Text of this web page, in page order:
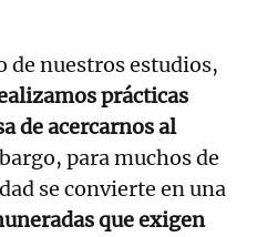
de nuestros estudios,
prácticas
de acercarnos al
para muchos de
se convierte en una
que exigen